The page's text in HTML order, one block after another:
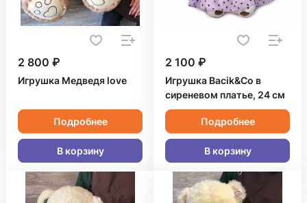
2 800 ₽
Игрушка Медведя love
Подробнее
В корзину
2 100 ₽
Игрушка Bacik&Co в
сиреневом платье, 24 см
Подробнее
В корзину